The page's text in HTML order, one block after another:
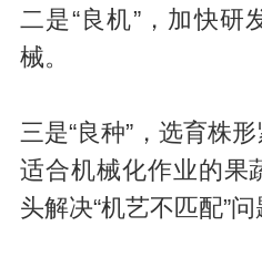
二是“良机”，加快研
械。
三是“良种”，选育株
适合机械化作业的果
头解决“机艺不匹配”问